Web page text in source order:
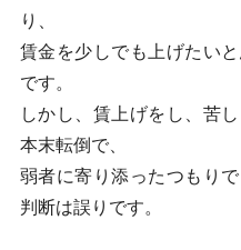
り、
賃金を少しでも上げたい
です。
しかし、賃上げをし、苦
本末転倒で、
弱者に寄り添ったつもり
判断は誤りです。